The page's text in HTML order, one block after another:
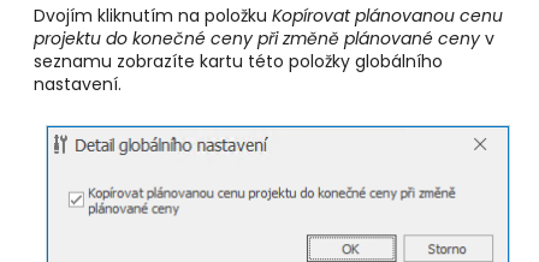
Dvojím kliknutím na položku Kopírovat plánovanou cenu
projektu do konečné ceny při změně plánované ceny v
seznamu zobrazíte kartu této položky globálního
nastavení.